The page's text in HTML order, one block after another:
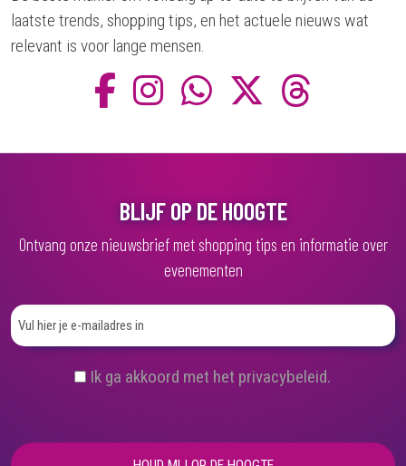
laatste trends, shopping tips, en het actuele nieuws wat
relevant is voor lange mensen.
BLIJF OP DE HOOGTE
Ontvang onze nieuwsbrief met shopping tips en informatie over
evenementen
(
e
i
Ik ga akkoord met het privacybeleid.